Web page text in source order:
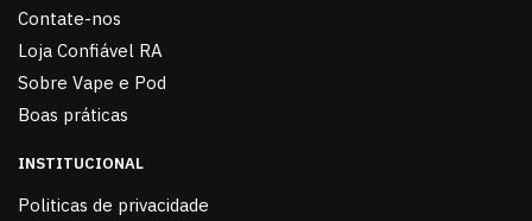
Contate-nos
Loja Confiável RA
Sobre Vape e Pod
Boas práticas
INSTITUCIONAL
Politicas de privacidade